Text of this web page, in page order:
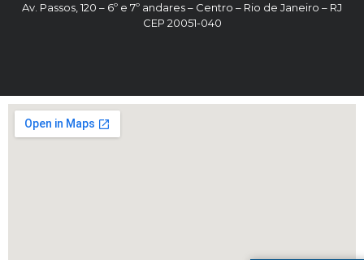
Av. Passos, 120 – 6º e 7º andares – Centro – Rio de Janeiro – RJ
CEP 20051-040